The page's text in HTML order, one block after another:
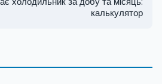
калькулятор